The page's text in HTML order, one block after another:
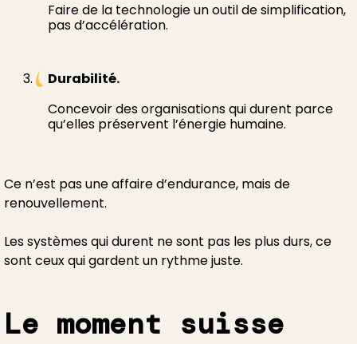
Faire de la technologie un outil de simplification,
pas d’accélération.
Durabilité.
Concevoir des organisations qui durent parce
qu’elles préservent l’énergie humaine.
Ce n’est pas une affaire d’endurance, mais de
renouvellement.
Les systèmes qui durent ne sont pas les plus durs, ce
sont ceux qui gardent un rythme juste.
Le moment suisse